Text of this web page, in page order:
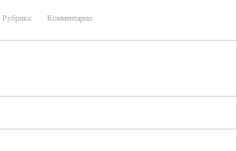
Рубрика: Комментарии